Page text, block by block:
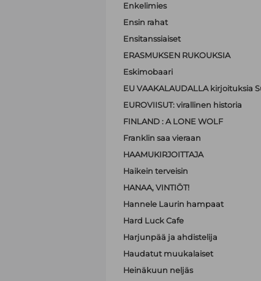
Enkelimies
Ensin rahat
Ensitanssiaiset
ERASMUKSEN RUKOUKSIA
Eskimobaari
EU VAAKALAUDALLA kirjoituksia
EUROVIISUT: virallinen historia
FINLAND : A LONE WOLF
Franklin saa vieraan
HAAMUKIRJOITTAJA
Haikein terveisin
HANAA, VINTIÖT!
Hannele Laurin hampaat
Hard Luck Cafe
Harjunpää ja ahdistelija
Haudatut muukalaiset
Heinäkuun neljäs